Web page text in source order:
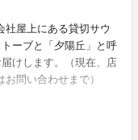
社屋上にある貸切サウ
ーブと「夕陽丘」と呼
けします。（現在、店
問い合わせまで）